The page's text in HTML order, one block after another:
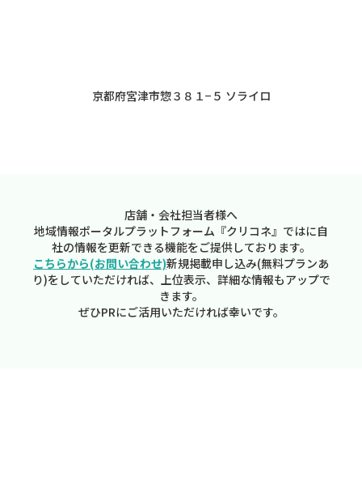
京都府宮津市惣３８１−５ ソライロ
店舗・会社担当者様へ
地域情報ポータルプラットフォーム『クリコネ』ではに自
社の情報を更新できる機能をご提供しております。
こちらから(お問い合わせ)新規掲載申し込み(無料プランあ
り)をしていただければ、上位表示、詳細な情報もアップで
きます。
ぜひPRにご活用いただければ幸いです。